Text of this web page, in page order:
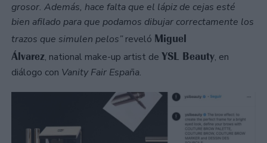
grosor. Además, hace falta que el lápiz de cejas esté
bien afilado para que podamos dibujar correctamente los
trazos que simulen pelos”reveló Miguel
Álvarez, national make-up artist de YSL Beauty, en
diálogo con Vanity Fair España.